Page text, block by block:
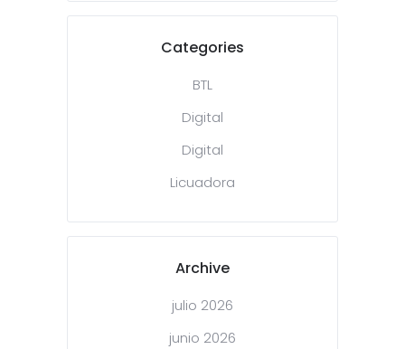
Categories
BTL
Digital
Digital
Licuadora
Archive
julio 2026
junio 2026